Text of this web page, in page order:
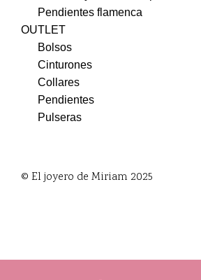
Pendientes flamenca
OUTLET
Bolsos
Cinturones
Collares
Pendientes
Pulseras
© El joyero de Miriam 2025